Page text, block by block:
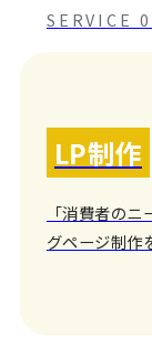
SERVICE
LP制作
「消費者の
グページ制作